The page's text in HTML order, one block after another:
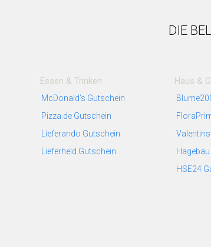
DIE
Essen & Trinken
McDonald’s Gutschein
Pizza.de Gutschein
Lieferando Gutschein
Lieferheld Gutschein
Haus &
HSE24